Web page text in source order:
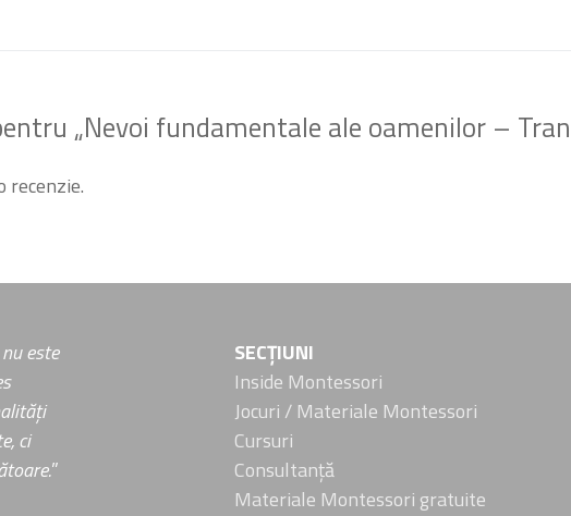
„Nevoi fundamentale ale oamenilor –
recenzie.
este
ci
”
SECȚIUNI
Inside Montessori
Jocuri / Materiale Montessori
Cursuri
Consultanță
Materiale Montessori gratuite